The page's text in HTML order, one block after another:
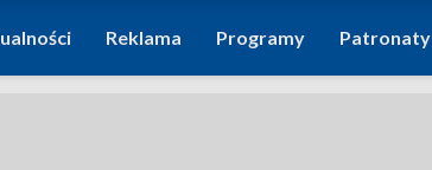
Reklama Programy Patronaty